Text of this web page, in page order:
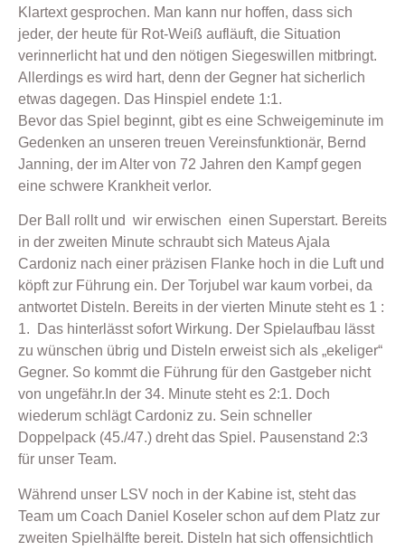
Klartext gesprochen. Man kann nur hoffen, dass sich
jeder, der heute für Rot-Weiß aufläuft, die Situation
verinnerlicht hat und den nötigen Siegeswillen mitbringt.
Allerdings es wird hart, denn der Gegner hat sicherlich
etwas dagegen. Das Hinspiel endete 1:1.
Bevor das Spiel beginnt, gibt es eine Schweigeminute im
Gedenken an unseren treuen Vereinsfunktionär, Bernd
Janning, der im Alter von 72 Jahren den Kampf gegen
eine schwere Krankheit verlor.
Der Ball rollt und wir erwischen einen Superstart. Bereits
in der zweiten Minute schraubt sich Mateus Ajala
Cardoniz nach einer präzisen Flanke hoch in die Luft und
köpft zur Führung ein. Der Torjubel war kaum vorbei, da
antwortet Disteln. Bereits in der vierten Minute steht es 1 :
1. Das hinterlässt sofort Wirkung. Der Spielaufbau lässt
zu wünschen übrig und Disteln erweist sich als „ekeliger“
Gegner. So kommt die Führung für den Gastgeber nicht
von ungefähr.In der 34. Minute steht es 2:1. Doch
wiederum schlägt Cardoniz zu. Sein schneller
Doppelpack (45./47.) dreht das Spiel. Pausenstand 2:3
für unser Team.
Während unser LSV noch in der Kabine ist, steht das
Team um Coach Daniel Koseler schon auf dem Platz zur
zweiten Spielhälfte bereit. Disteln hat sich offensichtlich